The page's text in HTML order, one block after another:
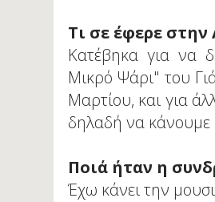
Τι σε έφερε στην
Κατέβηκα για να
Μικρό Ψάρι" του
Μαρτίου, και για
δηλαδή να κάνουμε
Ποιά ήταν η
Έχω κάνει την